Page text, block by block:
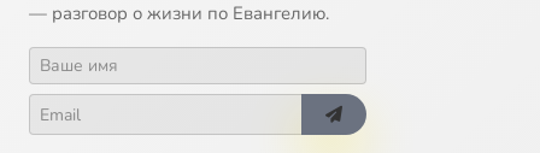
— разговор о жизни по Евангелию.